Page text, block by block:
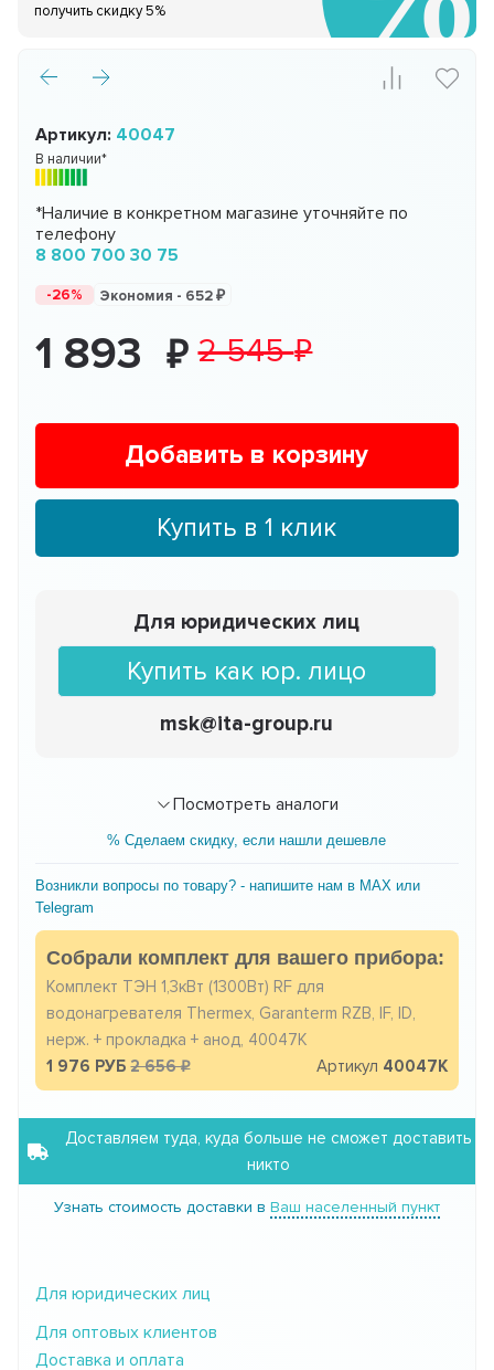
получить скидку 5%
Артикул: 40047
В наличии*
*Наличие в конкретном магазине уточняйте по
телефону
8 800 700 30 75
-26% Экономия - 652
1 893 2 545
Добавить в корзину
Купить в 1 клик
Для юридических лиц
Купить как юр. лицо
msk@ita-group.ru
Посмотреть аналоги
% Сделаем скидку, если нашли дешевле
Возникли вопросы по товару? - напишите нам в MAX или
Telegram
Собрали комплект для вашего прибора:
Комплект ТЭН 1,3кВт (1300Вт) RF для
водонагревателя Thermex, Garanterm RZB, IF, ID,
нерж. + прокладка + анод, 40047K
1 976 РУБ2 656 Артикул 40047K
Доставляем туда, куда больше не сможет доставить
никто
Узнать стоимость доставки в Ваш населенный пункт
Для юридических лиц
Для оптовых клиентов
Доставка и оплата